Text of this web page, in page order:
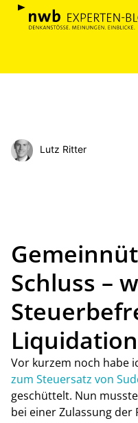
Lutz Ritter
Schluss –
Vor kurzem noch habe
zum Steuersatz von
geschüttelt. Nun
bei einer Zulassung der